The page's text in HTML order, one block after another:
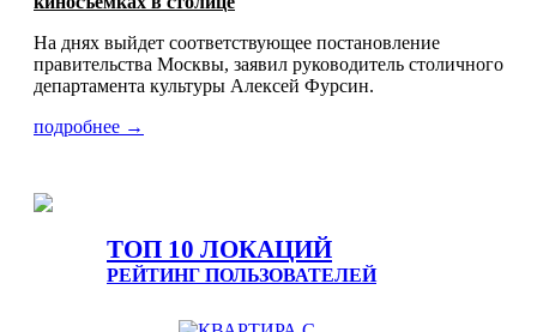
На днях выйдет соответствующее постановление
правительства Москвы, заявил руководитель столичного
департамента культуры Алексей Фурсин.
подробнее →
ТОП 10 ЛОКАЦИЙ
РЕЙТИНГ ПОЛЬЗОВАТЕЛЕЙ